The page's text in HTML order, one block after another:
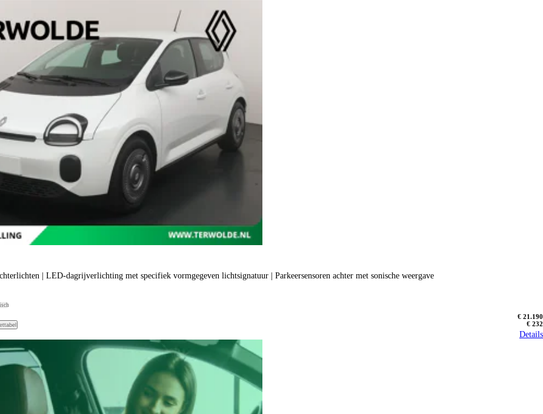
| LED-dagrijverlichting met specifiek vormgegeven lichtsignatuur | Parkeersensoren achter met sonische weergave
€ 21.190
€ 232
Details